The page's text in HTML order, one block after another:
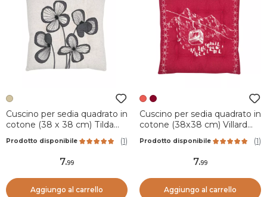
Cuscino per sedia quadrato in
cotone (38 x 38 cm) Tilda
Prodotto disponibile (1)
7.99
Aggiungo al carrello
Cuscino per sedia quadrato in
cotone (38x38 cm) Villard
Prodotto disponibile (1)
7.99
Aggiungo al carrello